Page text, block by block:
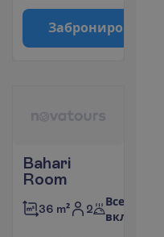
Заброниро
Bahari
Room
36 m² 2
Все
включено